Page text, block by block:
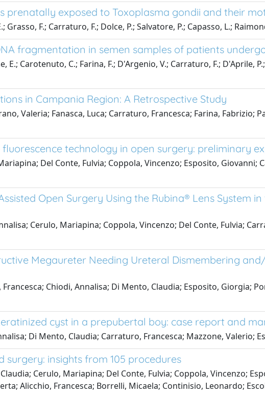
prenatally exposed to Toxoplasma gondii and their
Grasso, F.; Carraturo, F.; Dolce, P.; Salvatore, P.; Capasso, L.;
fragmentation in semen samples of patients
E.; Carotenuto, C.; Farina, F.; D'Argenio, V.; Carraturo, F.; D'Aprile,
in Campania Region: A Retrospective Study
Valeria; Fanasca, Luca; Carraturo, Francesca; Farina, Fabrizio;
technology in open surgery: preliminary
Del Conte, Fulvia; Coppola, Vincenzo; Esposito, Giovanni;
Open Surgery Using the Rubina® Lens System
Cerulo, Mariapina; Coppola, Vincenzo; Del Conte, Fulvia;
Megaureter Needing Ureteral Dismembering
Chiodi, Annalisa; Di Mento, Claudia; Esposito, Giorgia;
cyst in a prepubertal boy: case report and
Di Mento, Claudia; Carraturo, Francesca; Mazzone, Valerio;
insights from 105 procedures
Cerulo, Mariapina; Del Conte, Fulvia; Coppola, Vincenzo;
Alicchio, Francesca; Borrelli, Micaela; Continisio, Leonardo;